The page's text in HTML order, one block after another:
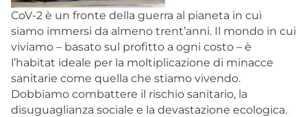
CoV-2 è un fronte della guerra al pianeta in cui
siamo immersi da almeno trent’anni. Il mondo in cui
viviamo – basato sul profitto a ogni costo – è
l’habitat ideale per la moltiplicazione di minacce
sanitarie come quella che stiamo vivendo.
Dobbiamo combattere il rischio sanitario, la
disuguaglianza sociale e la devastazione ecologica.